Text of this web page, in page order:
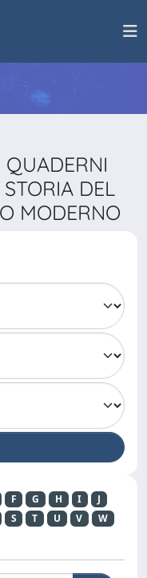
DEL
MODERNO
F G H I
J
S T U V
W